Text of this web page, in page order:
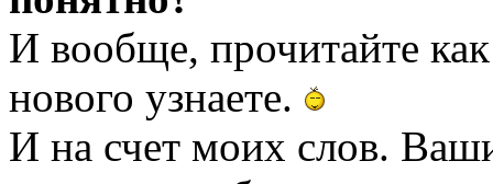
И вообще, прочитайте
нового узнаете.
И на счет моих слов.